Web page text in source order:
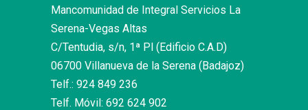
Mancomunidad de Integral Servicios La
Serena-Vegas Altas
C/Tentudia, s/n, 1ª Pl (Edificio C.A.D)
06700 Villanueva de la Serena (Badajoz)
Telf.: 924 849 236
Telf. Móvil: 692 624 902